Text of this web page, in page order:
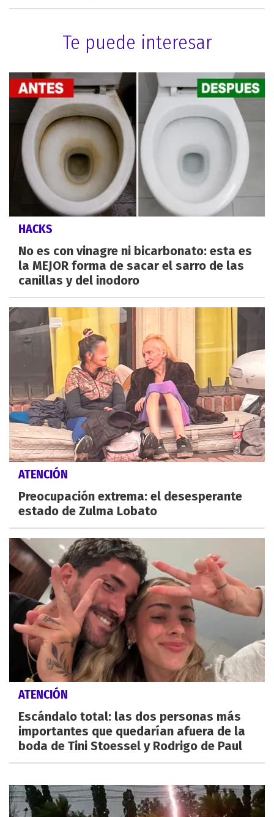
Te puede interesar
HACKS
No es con vinagre ni bicarbonato: esta es
la MEJOR forma de sacar el sarro de las
canillas y del inodoro
ATENCIÓN
Preocupación extrema: el desesperante
estado de Zulma Lobato
ATENCIÓN
Escándalo total: las dos personas más
importantes que quedarían afuera de la
boda de Tini Stoessel y Rodrigo de Paul